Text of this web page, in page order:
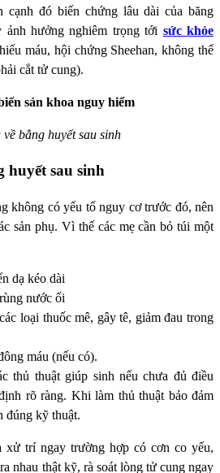
cạnh đó biến chứng lâu dài của băng
ảnh hưởng nghiêm trọng tới sức khỏe
máu, hội chứng Sheehan, không thể
cắt tử cung).
sản khoa nguy hiểm
về bằng huyết sau sinh
huyết sau sinh
không có yếu tố nguy cơ trước đó, nên
sản phụ. Vì thế các mẹ cần bỏ túi một
dạ kéo dài
nước ối
loại thuốc mê, gây tê, giảm đau trong
máu (nếu có).
thủ thuật giúp sinh nếu chưa đủ điều
rõ ràng. Khi làm thủ thuật bảo đảm
đúng kỹ thuật.
xử trí ngay trường hợp có cơn co yếu,
nhau thật kỹ, rà soát lòng tử cung ngay